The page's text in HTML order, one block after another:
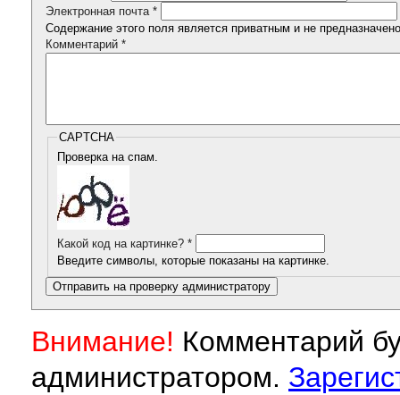
Электронная почта *
Содержание этого поля является приватным и не
Комментарий *
CAPTCHA
Проверка на спам.
Какой код на картинке? *
Введите символы, которые показаны на картинке.
Внимание! Комментарий
администратором.